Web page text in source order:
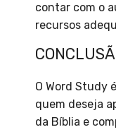
contar com o
recursos
O Word Study
quem deseja
da Bíblia e